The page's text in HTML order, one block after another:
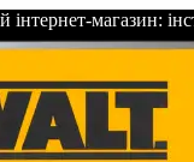
інтернет-